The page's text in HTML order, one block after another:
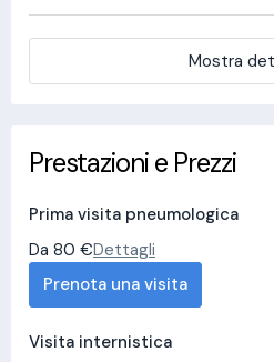
Mostra
Prestazioni e Prezzi
Prima visita pneumologica
Da 80 €Dettagli
Prenota una visita
Visita internistica